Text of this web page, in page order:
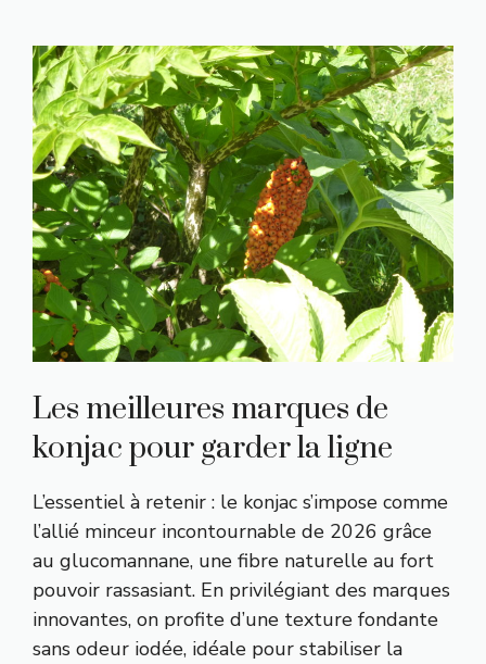
Les meilleures marques de
konjac pour garder la ligne
L’essentiel à retenir : le konjac s’impose comme
l’allié minceur incontournable de 2026 grâce
au glucomannane, une fibre naturelle au fort
pouvoir rassasiant. En privilégiant des marques
innovantes, on profite d’une texture fondante
sans odeur iodée, idéale pour stabiliser la